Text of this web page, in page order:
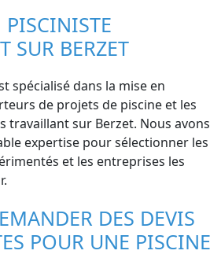
SUR BERZET
spécialisé dans la mise en
de projets de piscine et les
travaillant sur Berzet. Nous avons
expertise pour sélectionner les
et les entreprises les
DES DEVIS
POUR UNE PISCINE